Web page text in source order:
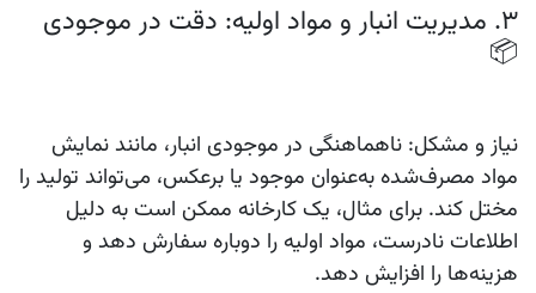
3. مدیریت انبار و مواد اولیه: دقت در موجودی
📦
نیاز و مشکل: ناهماهنگی در موجودی انبار، مانند نمایش
مواد مصرف‌شده به‌عنوان موجود یا برعکس، می‌تواند تولید را
مختل کند. برای مثال، یک کارخانه ممکن است به دلیل
اطلاعات نادرست، مواد اولیه را دوباره سفارش دهد و
هزینه‌ها را افزایش دهد.